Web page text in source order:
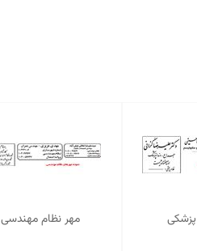
مهر نظام مهندسی